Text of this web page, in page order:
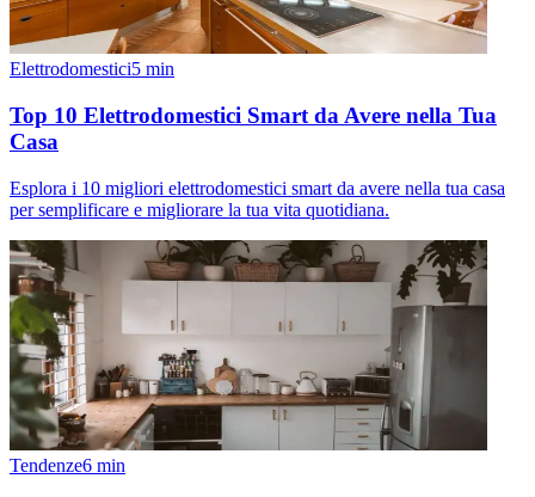
Elettrodomestici5 min
Top 10 Elettrodomestici Smart da Avere nella Tua
Casa
Esplora i 10 migliori elettrodomestici smart da avere nella tua casa
per semplificare e migliorare la tua vita quotidiana.
Tendenze6 min